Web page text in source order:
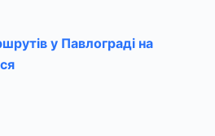
у Павлограді на